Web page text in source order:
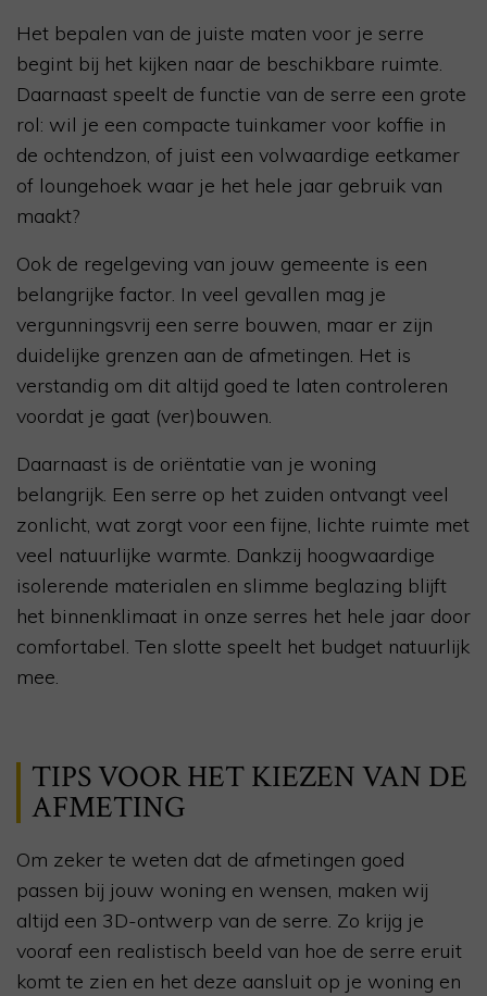
Het bepalen van de juiste maten voor je serre
begint bij het kijken naar de beschikbare ruimte.
Daarnaast speelt de functie van de serre een grote
rol: wil je een compacte tuinkamer voor koffie in
de ochtendzon, of juist een volwaardige eetkamer
of loungehoek waar je het hele jaar gebruik van
maakt?
Ook de regelgeving van jouw gemeente is een
belangrijke factor. In veel gevallen mag je
vergunningsvrij een serre bouwen, maar er zijn
duidelijke grenzen aan de afmetingen. Het is
verstandig om dit altijd goed te laten controleren
voordat je gaat (ver)bouwen.
Daarnaast is de oriëntatie van je woning
belangrijk. Een serre op het zuiden ontvangt veel
zonlicht, wat zorgt voor een fijne, lichte ruimte met
veel natuurlijke warmte. Dankzij hoogwaardige
isolerende materialen en slimme beglazing blijft
het binnenklimaat in onze serres het hele jaar door
comfortabel. Ten slotte speelt het budget natuurlijk
mee.
TIPS VOOR HET KIEZEN VAN DE
AFMETING
Om zeker te weten dat de afmetingen goed
passen bij jouw woning en wensen, maken wij
altijd een 3D-ontwerp van de serre. Zo krijg je
vooraf een realistisch beeld van hoe de serre eruit
komt te zien en het deze aansluit op je woning en